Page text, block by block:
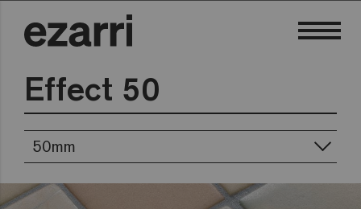
Effect 50
50mm